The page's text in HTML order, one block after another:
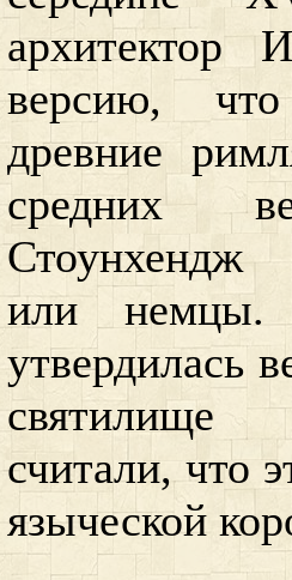
архитектор
версию,
древние
средних
Стоунхендж
или
утвердилась
святилище
считали, что
языческой